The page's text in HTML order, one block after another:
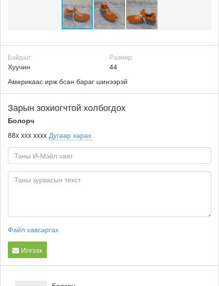
Байдал:
Хуучин
Размер:
44
Америкаас ирж бсан бараг шинээрэй
Зарын зохиогчтой холбогдох
Болорч
88x xxx xxxx Дугаар харах
Файл хавсаргах
Илгээх